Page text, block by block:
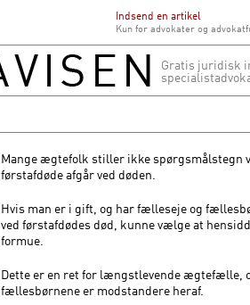
Indsend en artikel
Kun for advokater og
Gratis juridisk
Mange ægtefolk stiller ikke spørgsmålstegn
førstafdøde afgår ved døden.
Hvis man er i gift, og har fælleseje og
ved førstafdødes død, kunne vælge at
formue.
Dette er en ret for længstlevende ægtefælle,
fællesbørnene er modstandere heraf.